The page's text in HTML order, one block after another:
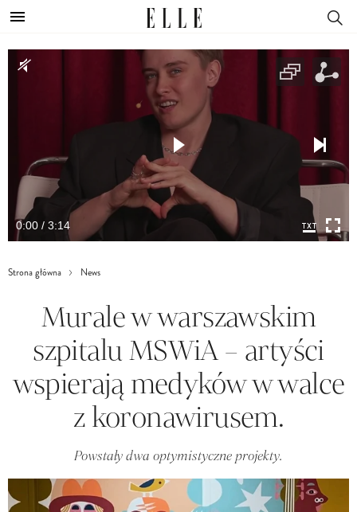
0:00 / 3:14
Strona główna News
Murale w warszawskim
szpitalu MSWiA – artyści
wspierają medyków w walce
z koronawirusem.
Powstały dwa optymistyczne projekty.